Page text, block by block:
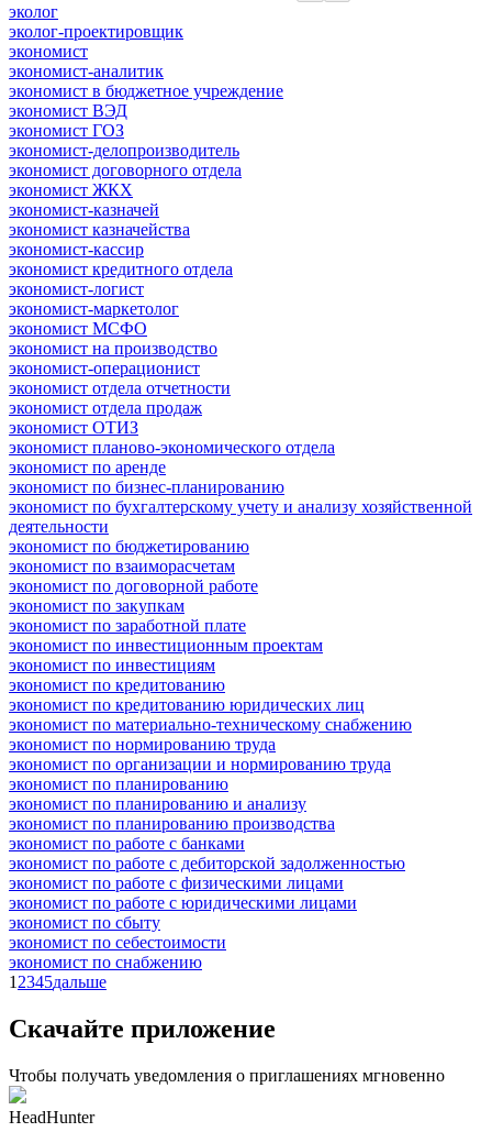
эколог
эколог-проектировщик
экономист
экономист-аналитик
экономист в бюджетное учреждение
экономист ВЭД
экономист ГОЗ
экономист-делопроизводитель
экономист договорного отдела
экономист ЖКХ
экономист-казначей
экономист казначейства
экономист-кассир
экономист кредитного отдела
экономист-логист
экономист-маркетолог
экономист МСФО
экономист на производство
экономист-операционист
экономист отдела отчетности
экономист отдела продаж
экономист ОТИЗ
экономист планово-экономического отдела
экономист по аренде
экономист по бизнес-планированию
экономист по бухгалтерскому учету и анализу хозяйственной
деятельности
экономист по бюджетированию
экономист по взаиморасчетам
экономист по договорной работе
экономист по закупкам
экономист по заработной плате
экономист по инвестиционным проектам
экономист по инвестициям
экономист по кредитованию
экономист по кредитованию юридических лиц
экономист по материально-техническому снабжению
экономист по нормированию труда
экономист по организации и нормированию труда
экономист по планированию
экономист по планированию и анализу
экономист по планированию производства
экономист по работе с банками
экономист по работе с дебиторской задолженностью
экономист по работе с физическими лицами
экономист по работе с юридическими лицами
экономист по сбыту
экономист по себестоимости
экономист по снабжению
1 2345дальше
Скачайте приложение
Чтобы получать уведомления о приглашениях мгновенно
HeadHunter